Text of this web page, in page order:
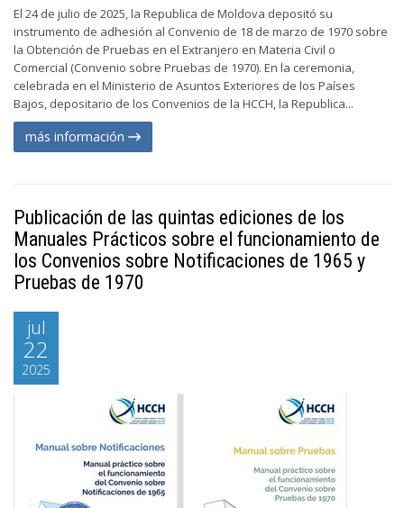
El 24 de julio de 2025, la Republica de Moldova depositó su
instrumento de adhesión al Convenio de 18 de marzo de 1970 sobre
la Obtención de Pruebas en el Extranjero en Materia Civil o
Comercial (Convenio sobre Pruebas de 1970). En la ceremonia,
celebrada en el Ministerio de Asuntos Exteriores de los Países
Bajos, depositario de los Convenios de la HCCH, la Republica...
más información
Publicación de las quintas ediciones de los
Manuales Prácticos sobre el funcionamiento de
los Convenios sobre Notificaciones de 1965 y
Pruebas de 1970
jul
22
2025